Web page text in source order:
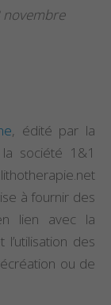
novembre
, édité par la
société 1&1
à fournir des
lien avec la
des
ou de